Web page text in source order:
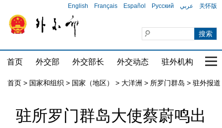
English Français Español Русский عربي 关怀版
首页 外交部 外交部长 外交动态 驻外机构 国
首页 > 国家和组织 > 国家（地区） > 大洋洲 > 所罗门群岛 > 驻外报道
驻所罗门群岛大使蔡蔚鸣出